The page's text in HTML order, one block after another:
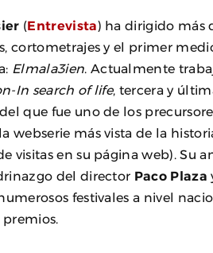
(Entrevista) ha dirigido más
cortometrajes y el primer
Elmala3ien . Actualmente
In search of life, tercera y
que fue uno de los
webserie más vista de la
visitas en su página web). Su
del director Paco Plaza
festivales a nivel